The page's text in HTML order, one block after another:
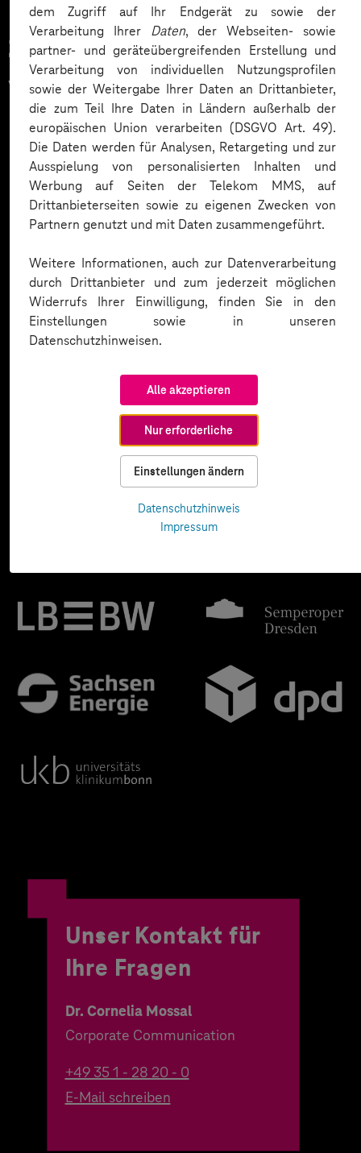
dem Zugriff auf Ihr Endgerät zu sowie der
Verarbeitung Ihrer Daten, der Webseiten- sowie
partner- und geräteübergreifenden Erstellung und
Verarbeitung von individuellen Nutzungsprofilen
sowie der Weitergabe Ihrer Daten an Drittanbieter,
die zum Teil Ihre Daten in Ländern außerhalb der
europäischen Union verarbeiten (DSGVO Art. 49).
Die Daten werden für Analysen, Retargeting und zur
Ausspielung von personalisierten Inhalten und
Werbung auf Seiten der Telekom MMS, auf
Drittanbieterseiten sowie zu eigenen Zwecken von
Partnern genutzt und mit Daten zusammengeführt.
Weitere Informationen, auch zur Datenverarbeitung
durch Drittanbieter und zum jederzeit möglichen
Widerrufs Ihrer Einwilligung, finden Sie in den
Einstellungen sowie in unseren
Datenschutzhinweisen.
Alle akzeptieren
Nur erforderliche
Einstellungen ändern
Datenschutzhinweis
Impressum
Zahlreiche Unternehmen
vertrauen auf unsere
Expertise. Hier eine Auswahl:
Unser Kontakt für
Ihre Fragen
Dr. Cornelia Mossal
Corporate Communication
+49 35 1 - 28 20 - 0
E-Mail schreiben